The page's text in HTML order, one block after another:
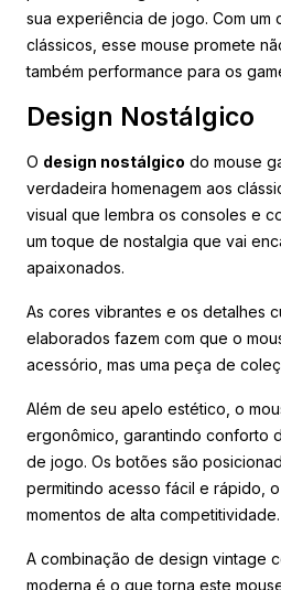
sua experiência de jogo. Com um
clássicos, esse mouse promete
também performance para os
Design Nostálgico
O design nostálgico do mouse
verdadeira homenagem aos
visual que lembra os consoles e
um toque de nostalgia que vai
apaixonados.
As cores vibrantes e os detalhes
elaborados fazem com que o
acessório, mas uma peça de
Além de seu apelo estético, o
ergonômico, garantindo conforto
de jogo. Os botões são
permitindo acesso fácil e rápido,
momentos de alta competitividade.
A combinação de design vintage
moderna é o que torna este